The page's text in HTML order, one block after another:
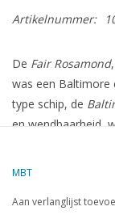
Artikelnummer:
De Fair Rosamond
was een Baltimore
type schip, de
en wendbaarheid,
Over deFair
MBT
Aan verlanglijst